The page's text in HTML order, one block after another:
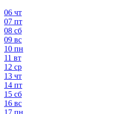
06 чт
07 пт
08 сб
09 вс
10 пн
11 вт
12 ср
13 чт
14 пт
15 сб
16 вс
17 пн